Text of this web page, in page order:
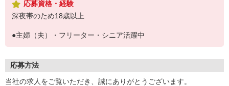
応募資格・経験
深夜帯のため18歳以上
●主婦（夫）・フリーター・シニア活躍中
応募方法
当社の求人をご覧いただき、誠にありがとうございます。